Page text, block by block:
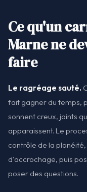
Ce qu'un
Marne ne
faire
Le ragréage sauté.
fait gagner du temps,
sonnent creux, joints
apparaissent. Le
contrôle de la
d'accrochage, puis
poser des questions.